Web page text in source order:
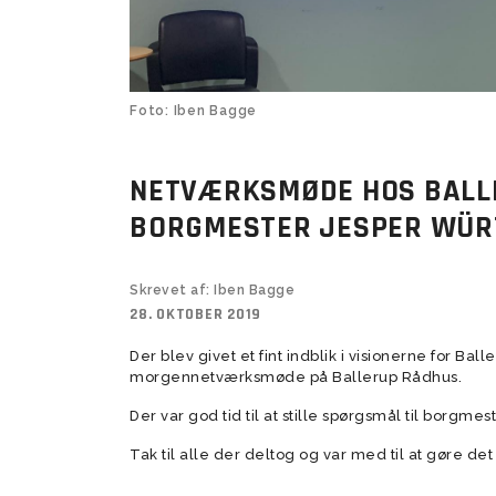
Veteran 8 mands (+50)
Veteran 11 mands (+55)
Veteran 8 mands (+55)
Super Veteran (+60)
U10 Drenge (17)
Prøvetræning Kvindesenior
Tumlingebold
Foto: Iben Bagge
NETVÆRKSMØDE HOS
BORGMESTER JESPER
Skrevet af: Iben Bagge
28. OKTOBER 2019
Der blev givet et fint indblik i visionerne for
morgennetværksmøde på Ballerup Rådhus.
Der var god tid til at stille spørgsmål til
Tak til alle der deltog og var med til at gøre